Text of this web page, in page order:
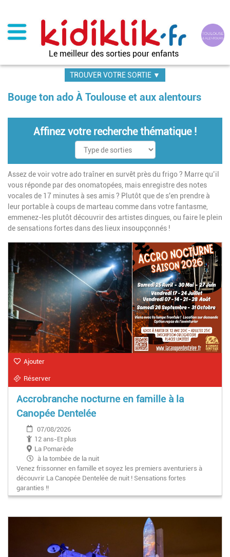
contenu
principal
Le meilleur des sorties pour enfants
TROUVER VOTRE SORTIE ▼
Bouge ton ado À Toulouse et aux alentours
Affinez votre recherche thématique !
Assez de voir votre ado traîner en survêt près du frigo ? Marre qu’il
vous réponde par des onomatopées, mais enregistre des notes
vocales de 17 minutes à ses amis ? Plutôt que de s'en prendre à
leur portable à coups de marteau comme dans votre fantasme,
emmenez-les plutôt découvrir des artistes dingues, ou faire le plein
de sensations fortes dans des lieux insoupçonnés !
Ajouter
Réserver
Accrobranche nocturne en famille à la
Canopée Dentelée
07/08/2026
12 ans-Et plus
La Pomarède
à la tombée de la nuit
Venez frissonner en famille et soyez les premiers aventuriers à
découvrir La Canopée Dentelée de nuit ! Sensations fortes
garanties !!